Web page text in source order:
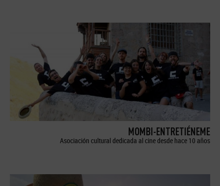
MOMBI-ENTRETIÉNEME
Asociación cultural dedicada al cine desde hace 10 años